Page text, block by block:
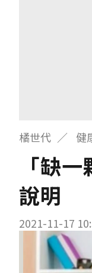
橘世代 健
「缺
說明
2021-11-17